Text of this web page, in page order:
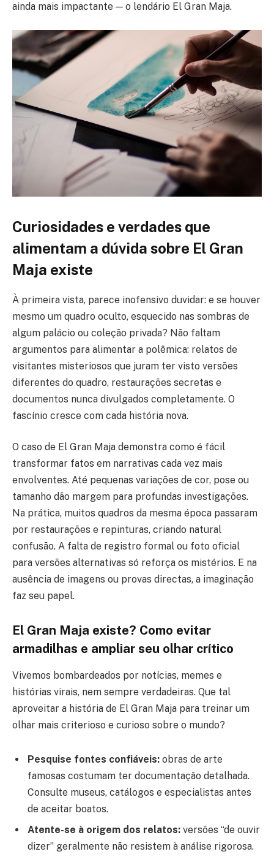
ainda mais impactante — o lendário El Gran Maja.
Curiosidades e verdades que
alimentam a dúvida sobre El Gran
Maja existe
À primeira vista, parece inofensivo duvidar: e se houver
mesmo um quadro oculto, esquecido nas sombras de
algum palácio ou coleção privada? Não faltam
argumentos para alimentar a polêmica: relatos de
visitantes misteriosos que juram ter visto versões
diferentes do quadro, restaurações secretas e
documentos nunca divulgados completamente. O
fascínio cresce com cada história nova.
O caso de El Gran Maja demonstra como é fácil
transformar fatos em narrativas cada vez mais
envolventes. Até pequenas variações de cor, pose ou
tamanho dão margem para profundas investigações.
Na prática, muitos quadros da mesma época passaram
por restaurações e repinturas, criando natural
confusão. A falta de registro formal ou foto oficial
para versões alternativas só reforça os mistérios. E na
ausência de imagens ou provas directas, a imaginação
faz seu papel.
El Gran Maja existe? Como evitar
armadilhas e ampliar seu olhar crítico
Vivemos bombardeados por notícias, memes e
histórias virais, nem sempre verdadeiras. Que tal
aproveitar a história de El Gran Maja para treinar um
olhar mais criterioso e curioso sobre o mundo?
Pesquise fontes confiáveis: obras de arte
famosas costumam ter documentação detalhada.
Consulte museus, catálogos e especialistas antes
de aceitar boatos.
Atente-se à origem dos relatos: versões “de ouvir
dizer” geralmente não resistem à análise rigorosa.